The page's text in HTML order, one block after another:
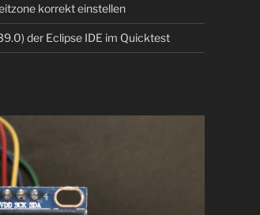
korrekt einstellen
der Eclipse IDE im Quicktest